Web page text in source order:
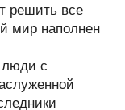
решить все
мир наполнен
люди с